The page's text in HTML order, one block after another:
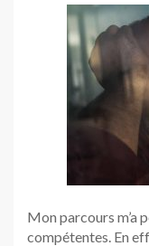
Mon parcours m’a
compétentes. En